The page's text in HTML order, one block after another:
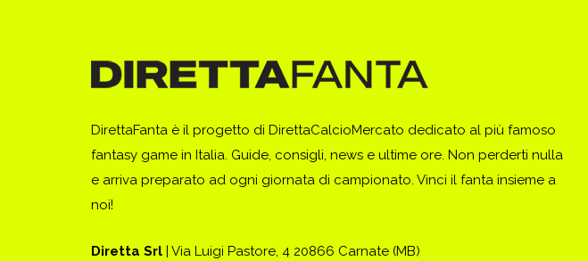
DirettaFanta è il progetto di DirettaCalcioMercato dedicato al più famoso
fantasy game in Italia. Guide, consigli, news e ultime ore. Non perderti nulla
e arriva preparato ad ogni giornata di campionato. Vinci il fanta insieme a
noi!
Diretta Srl | Via Luigi Pastore, 4 20866 Carnate (MB)